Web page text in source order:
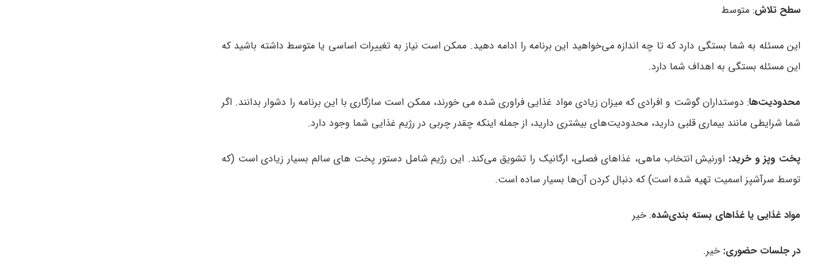
سطح تلاش: متوسط
این مسئله به شما بستگی دارد که تا چه اندازه می‌خواهید این برنامه را ادامه دهید. ممکن است نیاز به تغییرات اساسی یا متوسط داشته باشید که
این مسئله بستگی به اهداف شما دارد.
محدودیت‌ها: دوستداران گوشت و افرادی که میزان زیادی مواد غذایی فراوری شده می‌ خورند، ممکن است سازگاری با این برنامه را دشوار بدانند. اگر
شما شرایطی مانند بیماری قلبی دارید، محدودیت‌های بیشتری دارید، از جمله اینکه چقدر چربی در رژیم غذایی شما وجود دارد.
پخت‌ وپز و خرید: اورنیش انتخاب ماهی، غذاهای فصلی، ارگانیک را تشویق می‌کند. این رژیم شامل دستور پخت های سالم بسیار زیادی است (که
توسط سرآشپز اسمیت تهیه شده است) که دنبال کردن آن‌ها بسیار ساده است.
مواد غذایی یا غذاهای بسته‌ بندی‌شده: خیر
در جلسات حضوری: خیر.